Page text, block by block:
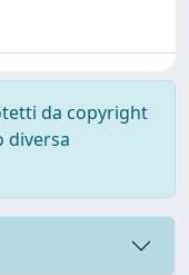
da copyright
diversa